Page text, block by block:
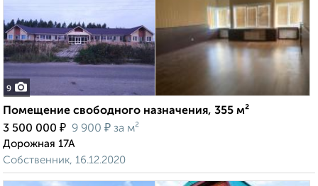
9
Помещение свободного назначения, 355 м²
3 500 000 ₽ 9 900 ₽ за м²
Дорожная 17А
Собственник, 16.12.2020